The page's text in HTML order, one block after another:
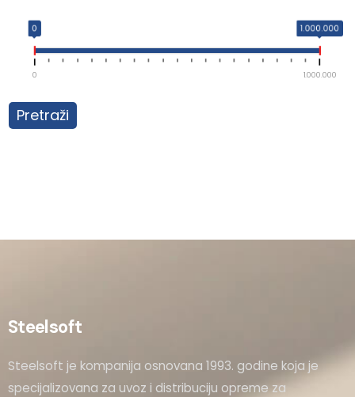
0 1.000.000
0 1.000.000
Pretraži
Steelsoft
Steelsoft je kompanija osnovana 1993. godine koja je
specijalizovana za uvoz i distribuciju opreme za